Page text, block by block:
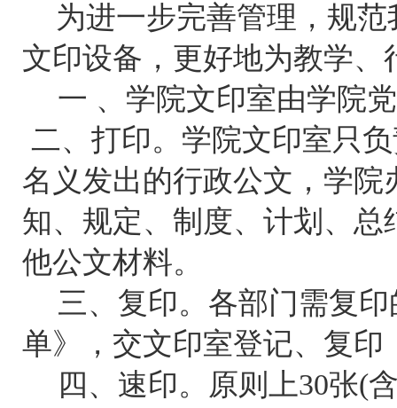
为进一步完善管理，规
文印设备，更好地为教学
一 、学院文印室由学院
二、打印。学院文印室只
名义发出的行政公文，学
知、规定、制度、计划、
他公文材料。
三、复印。各部门需复
单》，交文印室登记、复
四、速印。原则上30张(